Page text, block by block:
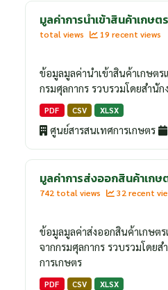
มูลค่าการนำเข้าสินค้าเกษ
total views
19 recent views
ข้อมูลมูลค่านำเข้าสินค้าเกษ
กรมศุลกากร รวบรวมโดยสำนัก
PDF CSV XLSX
ศูนย์สารสนเทศการเกษตร
มูลค่าการส่งออกสินค้าเก
742 total views
32 recent
ข้อมูลมูลค่าส่งออกสินค้าเกษ
จากกรมศุลกากร รวบรวมโดยส
การเกษตร
PDF CSV XLSX